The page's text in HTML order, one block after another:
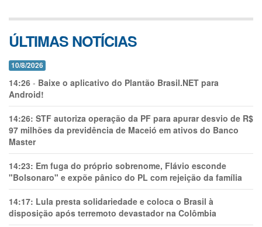
ÚLTIMAS NOTÍCIAS
10/8/2026
14:26 - Baixe o aplicativo do Plantão Brasil.NET para
Android!
14:26: STF autoriza operação da PF para apurar desvio de R$
97 milhões da previdência de Maceió em ativos do Banco
Master
14:23: Em fuga do próprio sobrenome, Flávio esconde
"Bolsonaro" e expõe pânico do PL com rejeição da família
14:17: Lula presta solidariedade e coloca o Brasil à
disposição após terremoto devastador na Colômbia